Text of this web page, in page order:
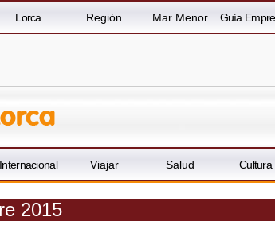
Lorca Región Mar Menor Guía
Internacional Viajar Salud Cultura
2015